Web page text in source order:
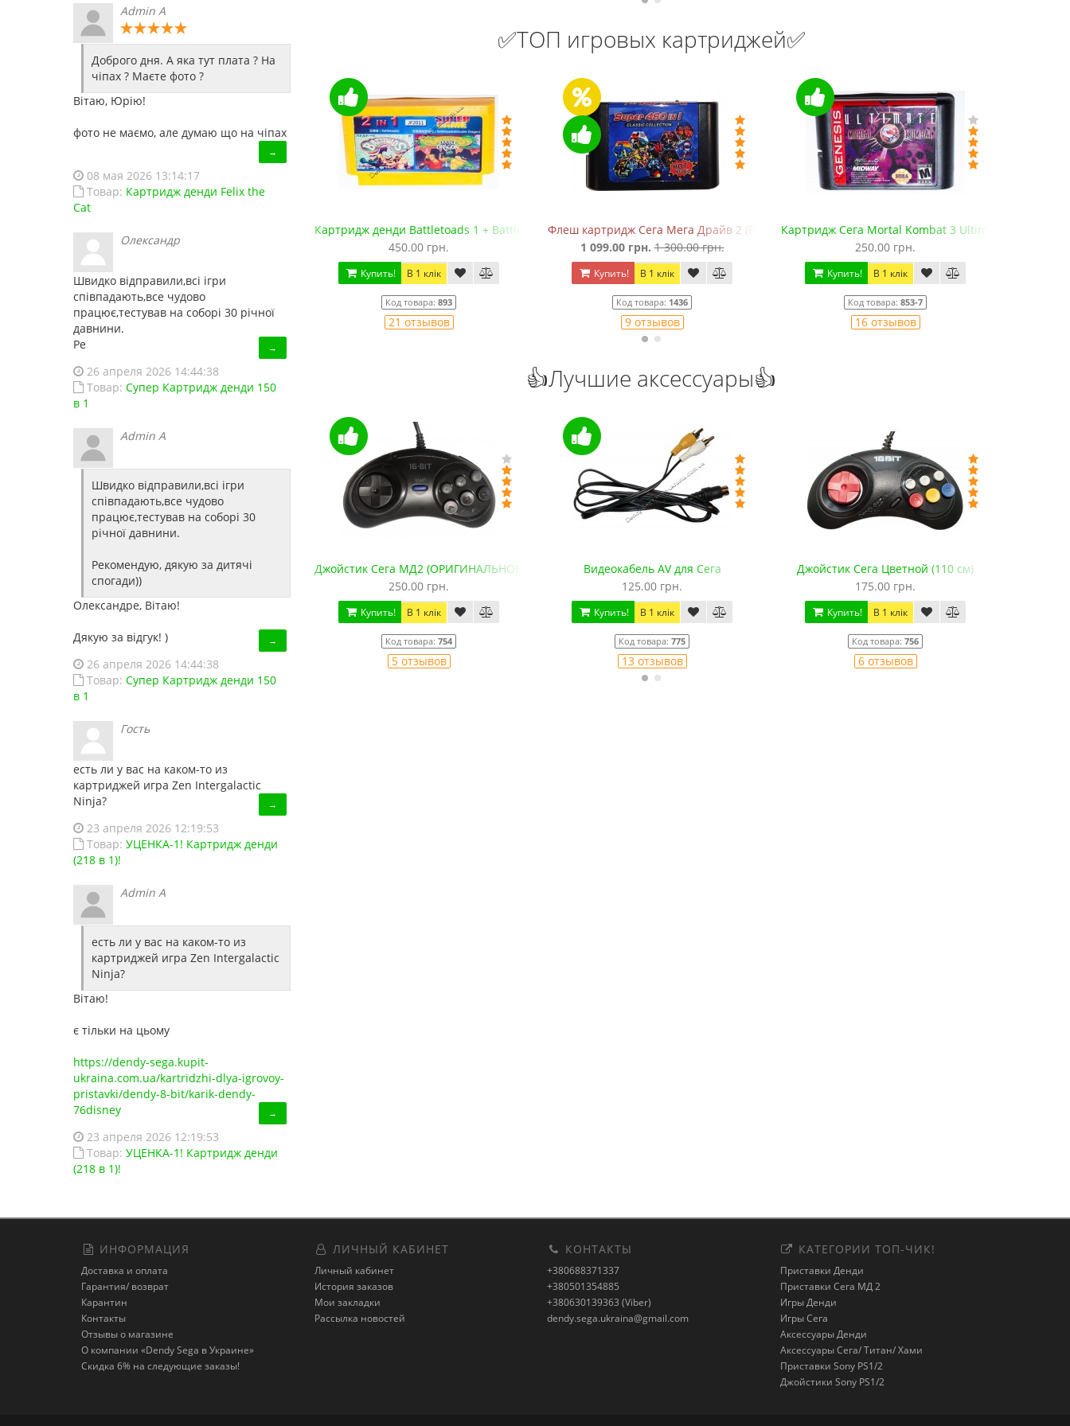
Admin A
Доброго дня. А яка тут плата ? На
чіпах ? Маєте фото ?
Вітаю, Юрію!
фото не маємо, але думаю що на чіпах
→
08 мая 2026 13:14:17
Товар: Картридж денди Felix the
Cat
Олександр
Швидко відправили,всі ігри
співпадають,все чудово
працює,тестував на соборі 30 річної
давнини.
Ре
→
26 апреля 2026 14:44:38
Товар: Супер Картридж денди 150
в 1
Admin A
Швидко відправили,всі ігри
співпадають,все чудово
працює,тестував на соборі 30
річної давнини.
Рекомендую, дякую за дитячі
спогади))
Олександре, Вітаю!
Дякую за відгук! ) →
26 апреля 2026 14:44:38
Товар: Супер Картридж денди 150
в 1
Гость
есть ли у вас на каком-то из
картриджей игра Zen Intergalactic
Ninja?
→
23 апреля 2026 12:19:53
Товар: УЦЕНКА-1! Картридж денди
(218 в 1)!
Admin A
есть ли у вас на каком-то из
картриджей игра Zen Intergalactic
Ninja?
Вітаю!
є тільки на цьому
https://dendy-sega.kupit-
ukraina.com.ua/kartridzhi-dlya-igrovoy-
pristavki/dendy-8-bit/karik-dendy-
76disney
→
23 апреля 2026 12:19:53
Товар: УЦЕНКА-1! Картридж денди
(218 в 1)!
✅ТОП игровых картриджей✅
Супер Картридж денди 150 в 1
450.00 грн.
Купить! В 1 клік
Код товара:1486
13 отзывов
Картридж денди Battletoads 1 + Battletoads 2: Double Dragon
450.00 грн.
Купить! В 1 клік
Код товара: 893
21 отзывов
Флеш картридж Сега Мега Драйв 2 (EverDrive MD V.х2, +SD)
1 099.00 грн. 1 300.00 грн.
Купить! В 1 клік
Код товара: 1436
9 отзывов
Картридж Сега Mortal Kombat 3 Ultimate
250.00 грн.
Купить! В 1 клік
Код товара: 853-7
16 отзывов
👍Лучшие аксессуары👍
Джойстик Sega USB (для эмулятора ПК, Data Frog)
Купить! В 1 клік
Код товара:
26 отзывов
Джойстик Сега МД2 (ОРИГИНАЛЬНОЕ качество, 143 см)
250.00 грн.
Купить! В 1 клік
Код товара: 754
5 отзывов
Видеокабель AV для Сега
125.00 грн.
Купить! В 1 клік
Код товара: 775
13 отзывов
Джойстик Сега Цветной (110 см)
175.00 грн.
Купить! В 1 клік
Код товара: 756
6 отзывов
ИНФОРМАЦИЯ
Доставка и оплата
Гарантия/ возврат
Карантин
Контакты
Отзывы о магазине
О компании «Dendy Sega в Украине»
Скидка 6% на следующие заказы!
ЛИЧНЫЙ КАБИНЕТ
Личный кабинет
История заказов
Мои закладки
Рассылка новостей
КОНТАКТЫ
+380688371337
+380501354885
+380630139363 (Viber)
dendy.sega.ukraina@gmail.com
КАТЕГОРИИ ТОП-ЧИК!
Приставки Денди
Приставки Сега МД 2
Игры Денди
Игры Сега
Аксессуары Денди
Аксессуары Сега/ Титан/ Хами
Приставки Sony PS1/2
Джойстики Sony PS1/2